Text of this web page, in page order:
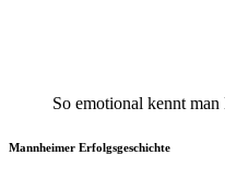
So emotional kennt
Mannheimer Erfolgsgeschichte